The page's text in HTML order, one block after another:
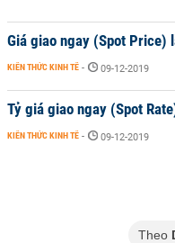
Giá giao ngay (Spot Price)
KIẾN THỨC KINH TẾ - 09-12-2019
Tỷ giá giao ngay (Spot
KIẾN THỨC KINH TẾ - 09-12-2019
Theo